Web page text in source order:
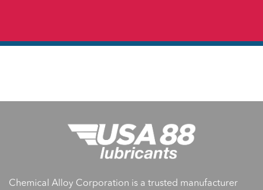
Chemical Alloy Corporation is a trusted manufacturer